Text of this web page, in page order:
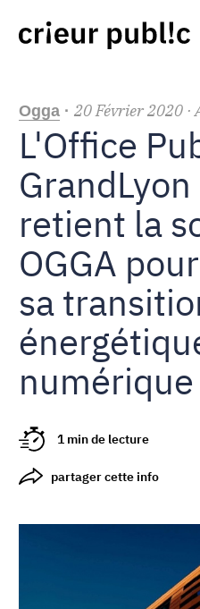
Ogga · 20Février2020 ·
L'Office
retient la
OGGA
sa
numérique
1 min de lecture
partager cette info